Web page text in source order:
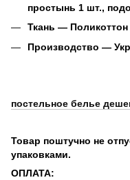
простынь 1 шт.,
Ткань ― Поликоттон
Производство ―
постельное белье
Товар поштучно не
упаковками.
ОПЛАТА: